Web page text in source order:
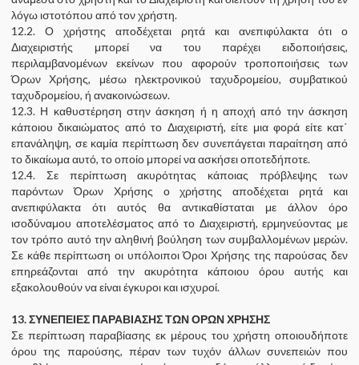
λόγω ιστοτόπου από τον χρήστη.
12.2. Ο χρήστης αποδέχεται ρητά και ανεπιφύλακτα ότι ο
Διαχειριστής μπορεί να του παρέχει ειδοποιήσεις,
περιλαμβανομένων εκείνων που αφορούν τροποποιήσεις των
Όρων Χρήσης, μέσω ηλεκτρονικού ταχυδρομείου, συμβατικού
ταχυδρομείου, ή ανακοινώσεων.
12.3. Η καθυστέρηση στην άσκηση ή η αποχή από την άσκηση
κάποιου δικαιώματος από το Διαχειριστή, είτε μια φορά είτε κατ΄
επανάληψη, σε καμία περίπτωση δεν συνεπάγεται παραίτηση από
το δικαίωμα αυτό, το οποίο μπορεί να ασκήσει οποτεδήποτε.
12.4. Σε περίπτωση ακυρότητας κάποιας πρόβλεψης των
παρόντων Όρων Χρήσης ο χρήστης αποδέχεται ρητά και
ανεπιφύλακτα ότι αυτός θα αντικαθίσταται με άλλον όρο
ισοδύναμου αποτελέσματος από το Διαχειριστή, ερμηνεύοντας με
τον τρόπο αυτό την αληθινή βούληση των συμβαλλομένων μερών.
Σε κάθε περίπτωση οι υπόλοιποι Όροι Χρήσης της παρούσας δεν
επηρεάζονται από την ακυρότητα κάποιου όρου αυτής και
εξακολουθούν να είναι έγκυροι και ισχυροί.
13. ΣΥΝΕΠΕΙΕΣ ΠΑΡΑΒΙΑΣΗΣ ΤΩΝ ΟΡΩΝ ΧΡΗΣΗΣ
Σε περίπτωση παραβίασης εκ μέρους του χρήστη οποιουδήποτε
όρου της παρούσης, πέραν των τυχόν άλλων συνεπειών που